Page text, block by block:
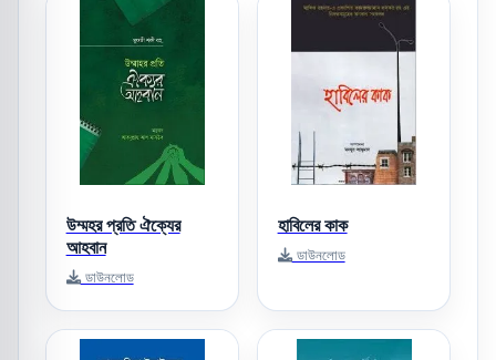
উম্মহর প্রতি ঐক্যের
আহবান
ডাউনলোড
হাবিলের কাক
ডাউনলোড